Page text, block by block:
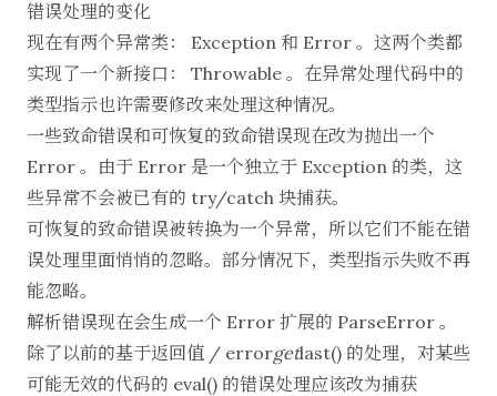
错误处理的变化
现在有两个异常类： Exception 和 Error 。这两个类都
实现了一个新接口： Throwable 。在异常处理代码中的
类型指示也许需要修改来处理这种情况。
一些致命错误和可恢复的致命错误现在改为抛出一个
Error 。由于 Error 是一个独立于 Exception 的类，这
些异常不会被已有的 try/catch 块捕获。
可恢复的致命错误被转换为一个异常，所以它们不能在错
误处理里面悄悄的忽略。部分情况下，类型指示失败不再
能忽略。
解析错误现在会生成一个 Error 扩展的 ParseError 。
除了以前的基于返回值 / errorgetlast() 的处理，对某些
可能无效的代码的 eval() 的错误处理应该改为捕获